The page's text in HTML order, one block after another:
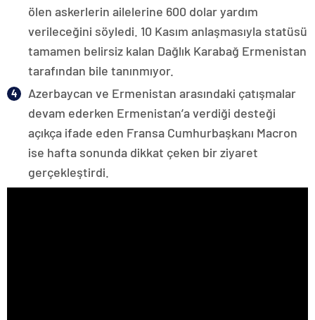
ölen askerlerin ailelerine 600 dolar yardım
verileceğini söyledi. 10 Kasım anlaşmasıyla statüsü
tamamen belirsiz kalan Dağlık Karabağ Ermenistan
tarafından bile tanınmıyor.
Azerbaycan ve Ermenistan arasındaki çatışmalar
devam ederken Ermenistan’a verdiği desteği
açıkça ifade eden Fransa Cumhurbaşkanı Macron
ise hafta sonunda dikkat çeken bir ziyaret
gerçekleştirdi.